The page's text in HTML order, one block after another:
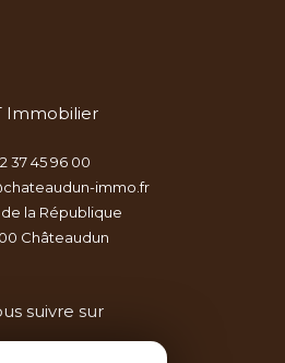
Immobilier
37 45 96 00
immo.fr
de la République
châteaudun
suivre sur